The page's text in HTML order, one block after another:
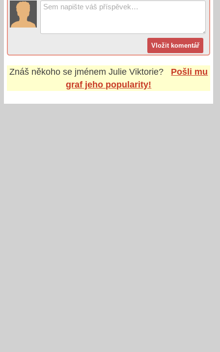
Znáš někoho se jménemJulie Viktorie?
Pošli mu
graf jeho popularity!